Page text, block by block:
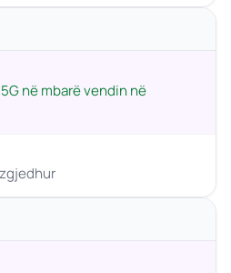
në mbarë vendin në